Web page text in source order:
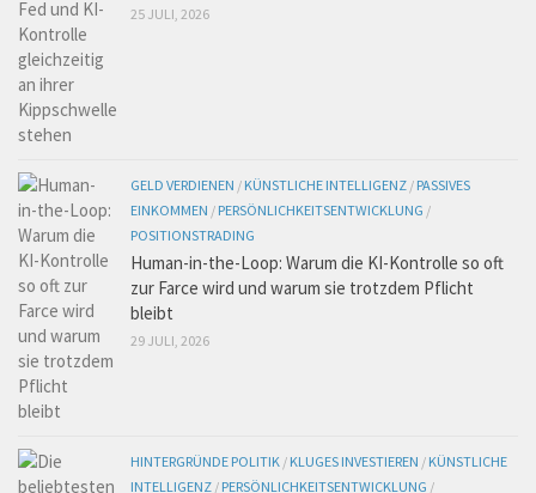
25 JULI, 2026
GELD VERDIENEN / KÜNSTLICHE INTELLIGENZ / PASSIVES
EINKOMMEN / PERSÖNLICHKEITSENTWICKLUNG /
POSITIONSTRADING
Human-in-the-Loop: Warum die KI-Kontrolle so oft
zur Farce wird und warum sie trotzdem Pflicht
bleibt
29 JULI, 2026
HINTERGRÜNDE POLITIK / KLUGES INVESTIEREN / KÜNSTLICHE
INTELLIGENZ / PERSÖNLICHKEITSENTWICKLUNG /